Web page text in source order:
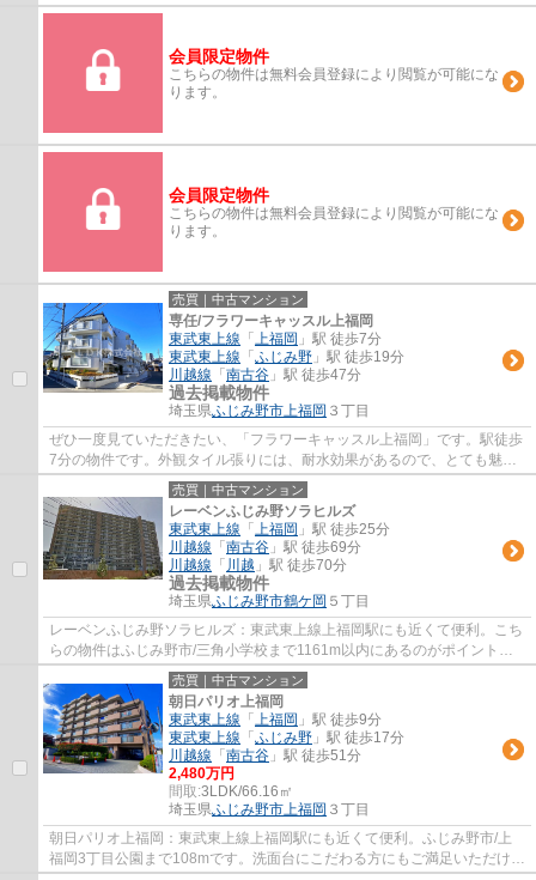
会員限定物件
こちらの物件は無料会員登録により閲覧が可能にな
ります。
会員限定物件
こちらの物件は無料会員登録により閲覧が可能にな
ります。
売買｜中古マンション
専任/フラワーキャッスル上福岡
東武東上線 「 上福岡 」駅 徒歩7分
東武東上線 「 ふじみ野 」駅 徒歩19分
川越線 「 南古谷 」駅 徒歩47分
過去掲載物件
埼玉県ふじみ野市上福岡 ３丁目
ぜひ一度見ていただきたい、「フラワーキャッスル上福岡」です。駅徒歩
7分の物件です。外観タイル張りには、耐水効果があるので、とても魅力
的です。東武東上線上福岡周辺の物件をＬＤ...
売買｜中古マンション
レーベンふじみ野ソラヒルズ
東武東上線 「 上福岡 」駅 徒歩25分
川越線 「 南古谷 」駅 徒歩69分
川越線 「 川越 」駅 徒歩70分
過去掲載物件
埼玉県ふじみ野市鶴ケ岡 ５丁目
レーベンふじみ野ソラヒルズ：東武東上線上福岡駅にも近くて便利。こち
らの物件はふじみ野市/三角小学校まで1161m以内にあるのがポイントで
す。扱い次第で外観タイル張りは、メンテナ...
売買｜中古マンション
朝日パリオ上福岡
東武東上線 「 上福岡 」駅 徒歩9分
東武東上線 「 ふじみ野 」駅 徒歩17分
川越線 「 南古谷 」駅 徒歩51分
2,480万円
間取:3LDK/66.16㎡
埼玉県ふじみ野市上福岡 ３丁目
朝日パリオ上福岡：東武東上線上福岡駅にも近くて便利。ふじみ野市/上
福岡3丁目公園まで108mです。洗面台にこだわる方にもご満足いただける